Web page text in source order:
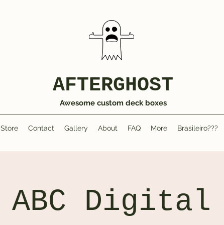
AFTERGHOST
Awesome custom deck boxes
Store Contact Gallery About FAQ More Brasileiro???
ABC Digital